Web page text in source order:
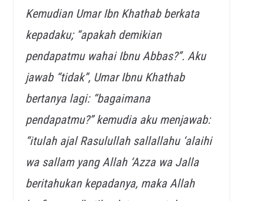
Kemudian Umar Ibn Khathab berkata
kepadaku; “apakah demikian
pendapatmu wahai Ibnu Abbas?”. Aku
jawab “tidak”, Umar Ibnu Khathab
bertanya lagi: “bagaimana
pendapatmu?” kemudia aku menjawab:
“itulah ajal Rasulullah sallallahu ‘alaihi
wa sallam yang Allah ‘Azza wa Jalla
beritahukan kepadanya, maka Allah